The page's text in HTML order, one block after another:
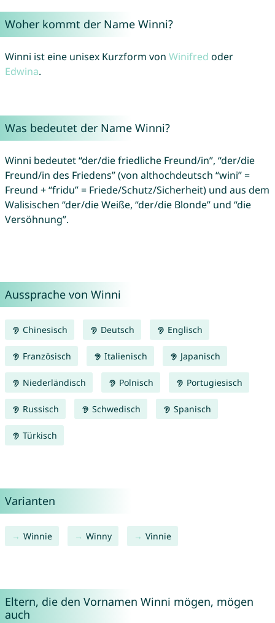
Woher kommt der Name Winni?
Winni ist eine unisex Kurzform von Winifred oder
Edwina.
Was bedeutet der Name Winni?
Winni bedeutet “der/die friedliche Freund/in”, “der/die
Freund/in des Friedens” (von althochdeutsch “wini” =
Freund + “fridu” = Friede/Schutz/Sicherheit) und aus dem
Walisischen “der/die Weiße, “der/die Blonde” und “die
Versöhnung”.
Aussprache von Winni
Chinesisch Deutsch Englisch
Französisch Italienisch Japanisch
Niederländisch Polnisch Portugiesisch
Russisch Schwedisch Spanisch
Türkisch
Varianten
Winnie Winny Vinnie
Eltern, die den Vornamen Winni mögen, mögen
auch